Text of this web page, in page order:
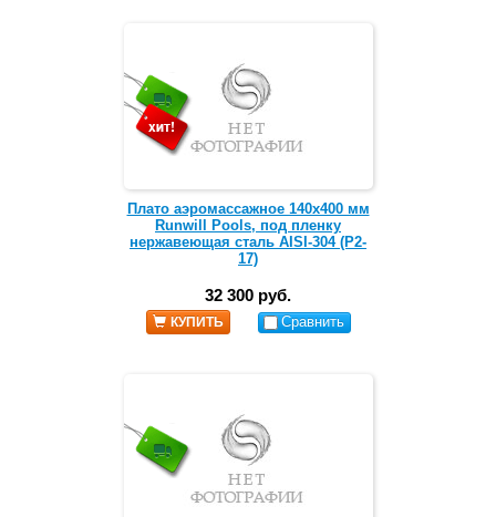
Плато аэромассажное 140х400 мм
Runwill Pools, под пленку
нержавеющая сталь AISI-304 (Р2-
17)
32 300 руб.
КУПИТЬ Сравнить